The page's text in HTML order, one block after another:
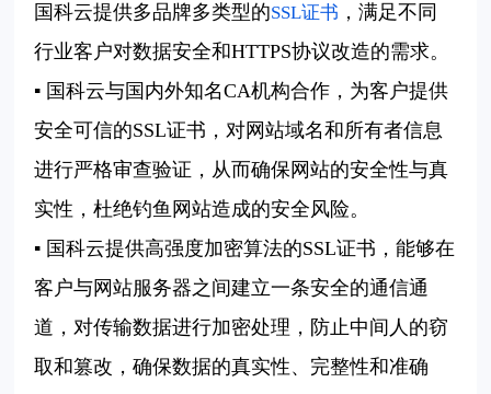
国科云提供多品牌多类型的SSL证书 ，满足不同
行业客户对数据安全和HTTPS协议改造的需求。
▪ 国科云与国内外知名CA机构合作，为客户提供
安全可信的SSL证书，对网站域名和所有者信息
进行严格审查验证，从而确保网站的安全性与真
实性，杜绝钓鱼网站造成的安全风险。
▪ 国科云提供高强度加密算法的SSL证书，能够在
客户与网站服务器之间建立一条安全的通信通
道，对传输数据进行加密处理，防止中间人的窃
取和篡改，确保数据的真实性、完整性和准确